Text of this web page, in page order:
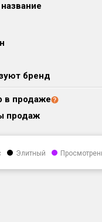
бренд
в продаже
продаж
Элитный